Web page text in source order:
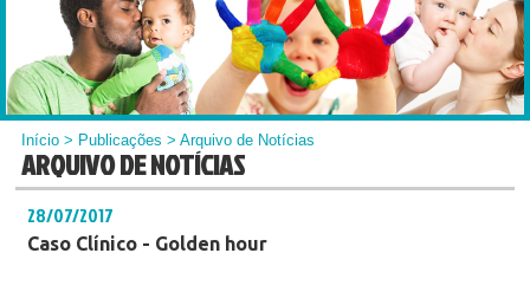
Início > Publicações > Arquivo de Notícias
ARQUIVO DE NOTÍCIAS
28/07/2017
Caso Clínico - Golden hour